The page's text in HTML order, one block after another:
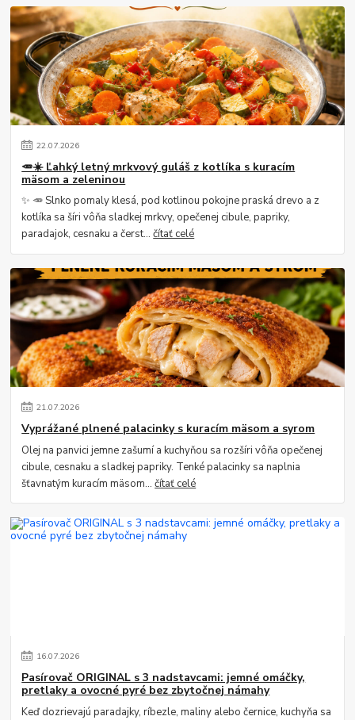
22.07.2026
🥕☀️ Ľahký letný mrkvový guláš z kotlíka s kuracím
mäsom a zeleninou
✨ 🥕 Slnko pomaly klesá, pod kotlinou pokojne praská drevo a z
kotlíka sa šíri vôňa sladkej mrkvy, opečenej cibule, papriky,
paradajok, cesnaku a čerst...čítať celé
21.07.2026
Vyprážané plnené palacinky s kuracím mäsom a syrom
Olej na panvici jemne zašumí a kuchyňou sa rozšíri vôňa opečenej
cibule, cesnaku a sladkej papriky. Tenké palacinky sa naplnia
šťavnatým kuracím mäsom...čítať celé
16.07.2026
Pasírovač ORIGINAL s 3 nadstavcami: jemné omáčky,
pretlaky a ovocné pyré bez zbytočnej námahy
Keď dozrievajú paradajky, ríbezle, maliny alebo černice, kuchyňa sa